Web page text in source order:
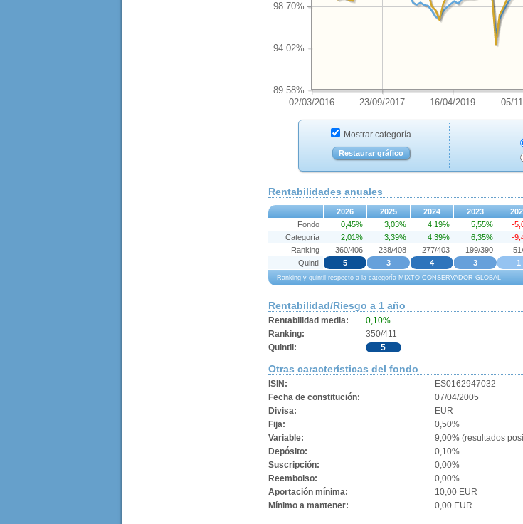
02/03/2016 23/09/2017 16/04/2019 05/
89.58%
94.02%
98.70%
Mostrar categoría
Restaurar gráfico
Rentabilidades anuales
2026 2025 2024 2023
Ranking y quintil respecto a la categoría MIXTO CONSERVADOR GLOBAL
Fondo 0,45% 3,03% 4,19% 5,55%
-
Categoría
2,01% 3,39% 4,39% 6,35%
-
Ranking
360/406 238/408 277/403 199/390
Quintil
5 3 4 3 1
Rentabilidad/Riesgo a 1 año
Rentabilidad media:
0,10%
Ranking:
350/411
Quintil:
5
Otras características del fondo
ISIN:
ES0162947032
Fecha de constitución:
07/04/2005
Divisa:
EUR
Fija:
0,50%
Variable:
9,00% (resultados
Depósito:
0,10%
Suscripción:
0,00%
Reembolso:
0,00%
Aportación mínima:
10,00 EUR
Mínimo a mantener:
0,00 EUR